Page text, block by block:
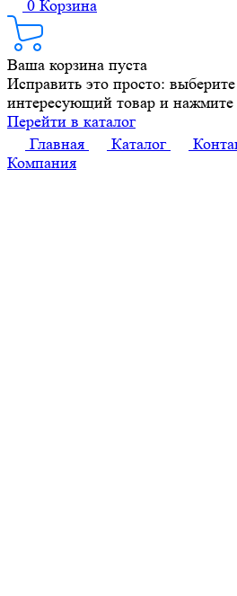
0 Корзина
Ваша корзина пуста
Исправить это просто: выберите
интересующий товар и
Перейти в каталог
Главная
Каталог
Компания